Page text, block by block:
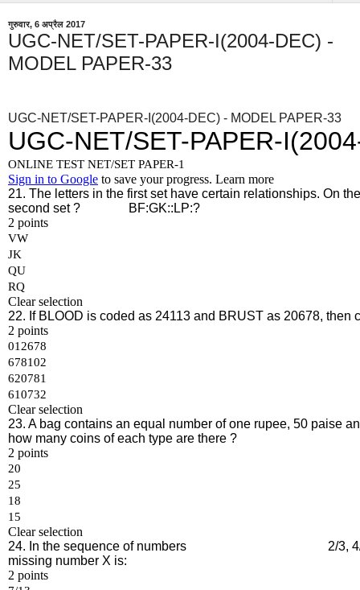
गुरुवार, 6 अप्रैल 2017
UGC-NET/SET-PAPER-I(2004-DEC) -
MODEL PAPER-33
UGC-NET/SET-PAPER-I(2004-DEC) - MODEL PAPER-33